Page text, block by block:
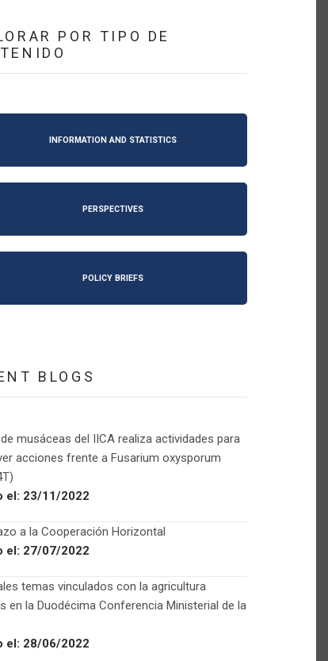
POR TIPO DE
INFORMATION AND STATISTICS
PERSPECTIVES
POLICY BRIEFS
BLOGS
musáceas del IICA realiza actividades para
acciones frente a Fusarium oxysporum
el: 23/11/2022
a la Cooperación Horizontal
el: 27/07/2022
temas vinculados con la agricultura
en la Duodécima Conferencia Ministerial de la
el: 28/06/2022